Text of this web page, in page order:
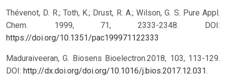
Thévenot, D. R.; Toth, K.; Drust, R. A.; Wilson, G. S. Pure Appl.
Chem. 1999, 71, 2333-2348.
DOI:
https://doi.org/10.1351/pac199971122333
Maduraiveeran, G. Biosens Bioelectron.2018, 103, 113-129.
DOI: http://dx.doi.org/doi.org/10.1016/j.bios.2017.12.031.